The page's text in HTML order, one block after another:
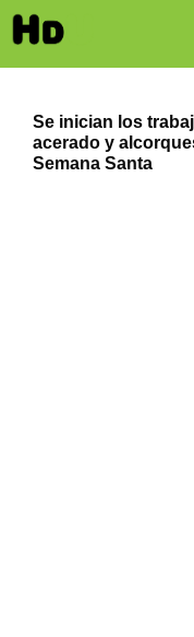
Se inician los
acerado y
Semana Santa